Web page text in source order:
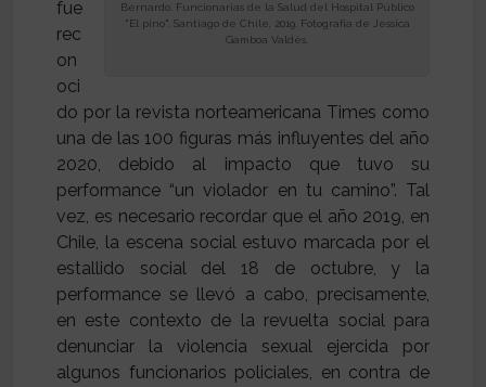
Bernardo. Funcionarias de la Salud del Hospital Público
"El pino". Santiago de Chile, 2019. Fotografía de Jessica
Gamboa Valdés.
fue
rec
on
oci
do por la revista norteamericana Times como
una de las 100 figuras más influyentes del año
2020, debido al impacto que tuvo su
performance “un violador en tu camino”. Tal
vez, es necesario recordar que el año 2019, en
Chile, la escena social estuvo marcada por el
estallido social del 18 de octubre, y la
performance se llevó a cabo, precisamente,
en este contexto de la revuelta social para
denunciar la violencia sexual ejercida por
algunos funcionarios policiales, en contra de